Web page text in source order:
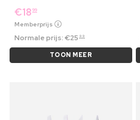
€18 99
Memberprijs
Normale prijs:€25 99
TOON MEER